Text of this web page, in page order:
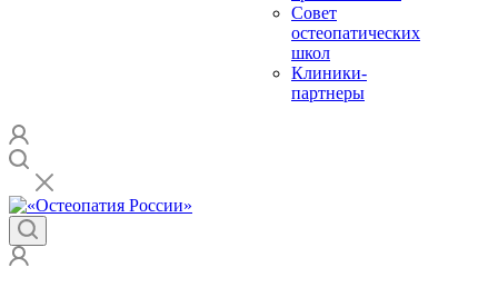
Совет
остеопатических
школ
Клиники-
партнеры